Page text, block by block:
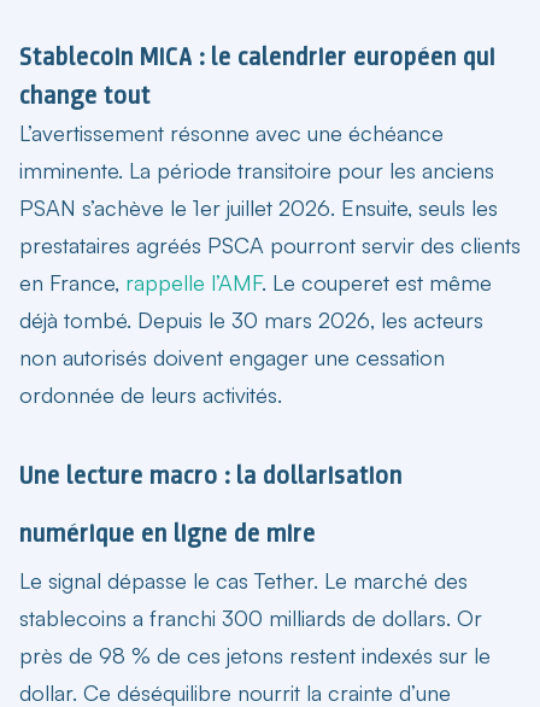
Stablecoin MiCA : le calendrier européen qui
change tout
L’avertissement résonne avec une échéance
imminente. La période transitoire pour les anciens
PSAN s’achève le 1er juillet 2026. Ensuite, seuls les
prestataires agréés PSCA pourront servir des clients
en France, rappelle l’AMF. Le couperet est même
déjà tombé. Depuis le 30 mars 2026, les acteurs
non autorisés doivent engager une cessation
ordonnée de leurs activités.
Une lecture macro : la dollarisation
numérique en ligne de mire
Le signal dépasse le cas Tether. Le marché des
stablecoins a franchi 300 milliards de dollars. Or
près de 98 % de ces jetons restent indexés sur le
dollar. Ce déséquilibre nourrit la crainte d’une